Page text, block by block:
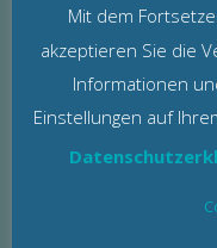
bieten zu
SAP-
zahlreichen
partnerschaftlich
Mit dem
akzeptieren Sie die
Informationen
Einstellungen auf